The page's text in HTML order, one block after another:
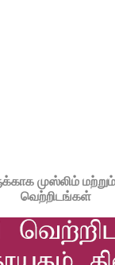
முஸ்லிம்
வெற்றிடங்கள்